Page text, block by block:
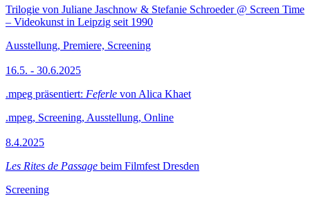
Trilogie von Juliane Jaschnow & Stefanie Schroeder @ Screen Time
– Videokunst in Leipzig seit 1990
Ausstellung, Premiere, Screening
16.5. - 30.6.2025
.mpeg präsentiert: Feferle von Alica Khaet
.mpeg, Screening, Ausstellung, Online
8.4.2025
Les Rites de Passage beim Filmfest Dresden
Screening